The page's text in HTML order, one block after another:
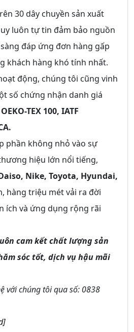
30 dây chuyền sản xuất
luôn tự tin đảm bảo nguồn
đáp ứng đơn hàng gấp
khách hàng khó tính nhất.
động, chúng tôi cũng vinh
số chứng nhận danh giá
TEX 100, IATF
phần không nhỏ vào sự
hiệu lớn nổi tiếng,
Nike, Toyota, Hyundai,
hàng triệu mét vải ra đời
ích và ứng dụng rộng rãi
cam kết chất lượng sản
sóc tốt, dịch vụ hậu mãi
với chúng tôi qua số: 0838